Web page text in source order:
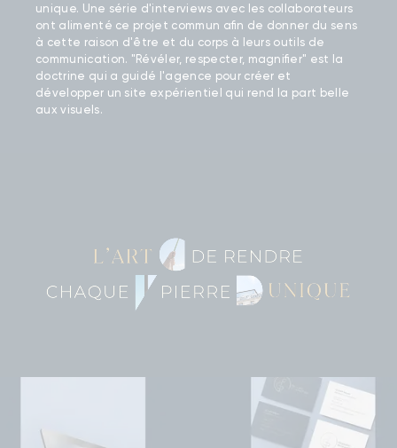
unique. Une série d'interviews avec les collaborateurs
ont alimenté ce projet commun afin de donner du sens
à cette raison d'être et du corps à leurs outils de
communication. "Révéler, respecter, magnifier" est la
doctrine qui a guidé l'agence pour créer et
développer un site expérientiel qui rend la part belle
aux visuels.